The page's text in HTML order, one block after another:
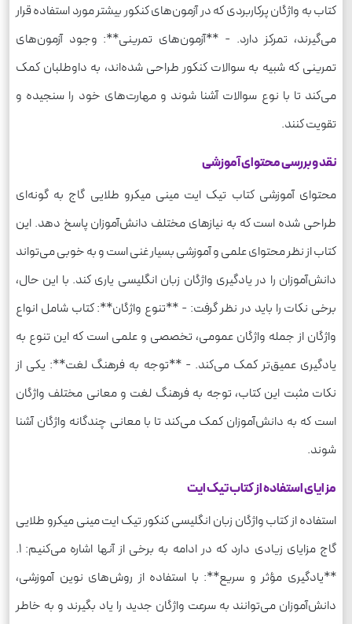
کتاب به واژگان پرکاربردی که در آزمون‌های کنکور بیشتر مورد استفاده قرار
می‌گیرند، تمرکز دارد. - **آزمون‌های تمرینی**: وجود آزمون‌های
تمرینی که شبیه به سوالات کنکور طراحی شده‌اند، به داوطلبان کمک
می‌کند تا با نوع سوالات آشنا شوند و مهارت‌های خود را سنجیده و
تقویت کنند.
نقد و بررسی محتوای آموزشی
محتوای آموزشی کتاب تیک ایت مینی میکرو طلایی گاج به گونه‌ای
طراحی شده است که به نیازهای مختلف دانش‌آموزان پاسخ دهد. این
کتاب از نظر محتوای علمی و آموزشی بسیار غنی است و به خوبی می‌تواند
دانش‌آموزان را در یادگیری واژگان زبان انگلیسی یاری کند. با این حال،
برخی نکات را باید در نظر گرفت: - **تنوع واژگان**: کتاب شامل انواع
واژگان از جمله واژگان عمومی، تخصصی و علمی است که این تنوع به
یادگیری عمیق‌تر کمک می‌کند. - **توجه به فرهنگ لغت**: یکی از
نکات مثبت این کتاب، توجه به فرهنگ لغت و معانی مختلف واژگان
است که به دانش‌آموزان کمک می‌کند تا با معانی چندگانه واژگان آشنا
شوند.
مزایای استفاده از کتاب تیک ایت
استفاده از کتاب واژگان زبان انگلیسی کنکور تیک ایت مینی میکرو طلایی
گاج مزایای زیادی دارد که در ادامه به برخی از آنها اشاره می‌کنیم: 1.
**یادگیری مؤثر و سریع**: با استفاده از روش‌های نوین آموزشی،
دانش‌آموزان می‌توانند به سرعت واژگان جدید را یاد بگیرند و به خاطر